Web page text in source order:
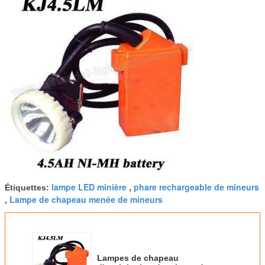
Étiquettes: lampe LED minière , phare rechargeable de mineurs
, Lampe de chapeau menée de mineurs
Lampes de chapeau